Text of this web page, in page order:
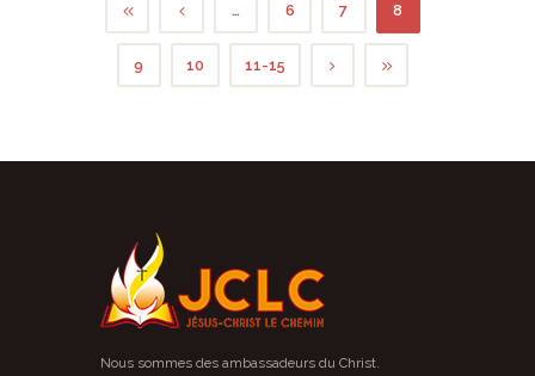
… 6 7 8
9 10 11-15
Nous sommes des ambassadeurs du Christ.